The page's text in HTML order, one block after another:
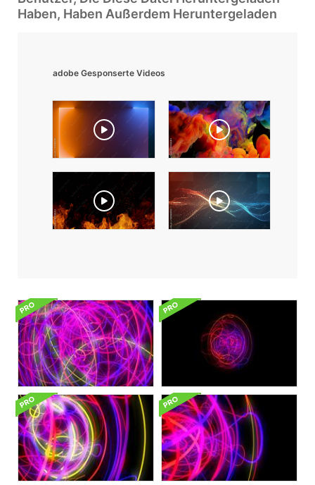
Haben, Haben Außerdem Heruntergeladen
adobe Gesponserte Videos